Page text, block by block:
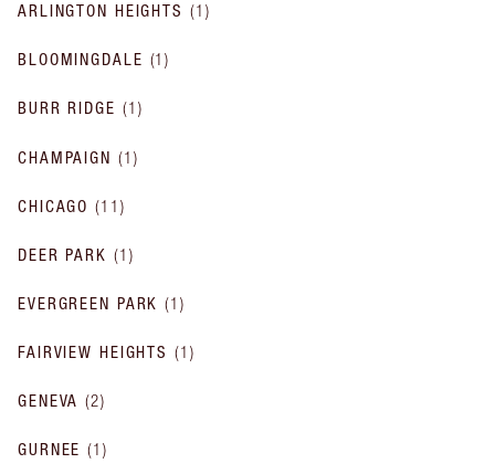
ARLINGTON HEIGHTS (1 )
BLOOMINGDALE (1)
BURR RIDGE (1 )
CHAMPAIGN (1 )
CHICAGO (11 )
DEER PARK (1 )
EVERGREEN PARK (1)
FAIRVIEW HEIGHTS (1 )
GENEVA (2)
GURNEE (1)